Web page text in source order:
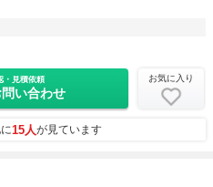
・見積依頼
い合わせ
お気に入り
15人が見ています